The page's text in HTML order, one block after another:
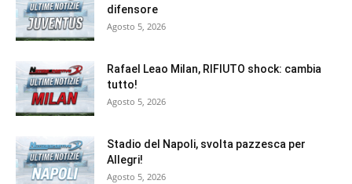
difensore
Agosto 5, 2026
Rafael Leao Milan, RIFIUTO shock: cambia
tutto!
Agosto 5, 2026
Stadio del Napoli, svolta pazzesca per
Allegri!
Agosto 5, 2026